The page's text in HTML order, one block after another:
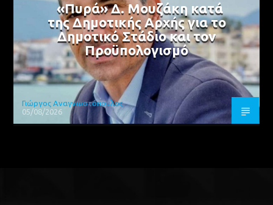
«Πυρά» Δ. Μουζάκη κατά
της Δημοτικής Αρχής για το
Δημοτικό Στάδιο και τον
Προϋπολογισμό
Γιώργος Αναγνωστόπουλος
05/08/2026